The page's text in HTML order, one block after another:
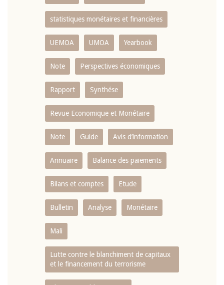
statistiques monétaires et financières
UEMOA UMOA Yearbook
Note Perspectives économiques
Rapport Synthése
Revue Economique et Monétaire
Note Guide Avis d’information
Annuaire Balance des paiements
Bilans et comptes Etude
Bulletin Analyse Monétaire
Mali
Lutte contre le blanchiment de capitaux
et le financement du terrorisme